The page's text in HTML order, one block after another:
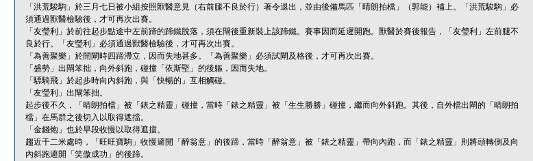
「洪荒駿駒」於三月七日被小組按照獸醫意見（右前腿不良於行）著令退出，並由後備馬匹「晴朗拍檔」（郭能）補上。「洪荒駿駒」必
須通過獸醫檢驗後，才可再次出賽。
「友瑩利」於前往起步點途中左前蹄的蹄鐵脫落，須在閘後重新裝上該蹄鐵。賽事因而延遲開跑。獸醫於賽後報告，「友瑩利」左前腿不
良於行。「友瑩利」必須通過獸醫檢驗後，才可再次出賽。
「為善聚樂」於開閘時四蹄滯立，因而失地甚多。「為善聚樂」必須試閘及格後，才可再次出賽。
「盛勢」出閘笨拙，向外斜跑，碰撞「依斯堅」的後軀，因而失地。
「驃騎飛」於起步時向內斜跑，與「快暢的」互相觸碰。
「友瑩利」出閘笨拙。
起步後不久，「晴朗拍檔」被「錶之精靈」碰撞，當時「錶之精靈」被「生生勝勝」碰撞，繼而向外斜跑。其後，自外檔出閘的「晴朗拍
檔」在馬群之後切入以取得遮擋。
「金錢炮」也於早段收慢以取得遮擋。
趨近千二米處時，「旺旺寶駒」收慢避開「醉翁意」的後蹄，當時「醉翁意」被「錶之精靈」帶向內跑，而「錶之精靈」則將頭轉側及向
內斜跑避開「笑傲成功」的後蹄。